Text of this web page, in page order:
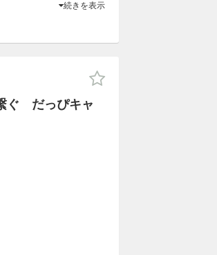
続きを表示
ぐ だっぴキャ